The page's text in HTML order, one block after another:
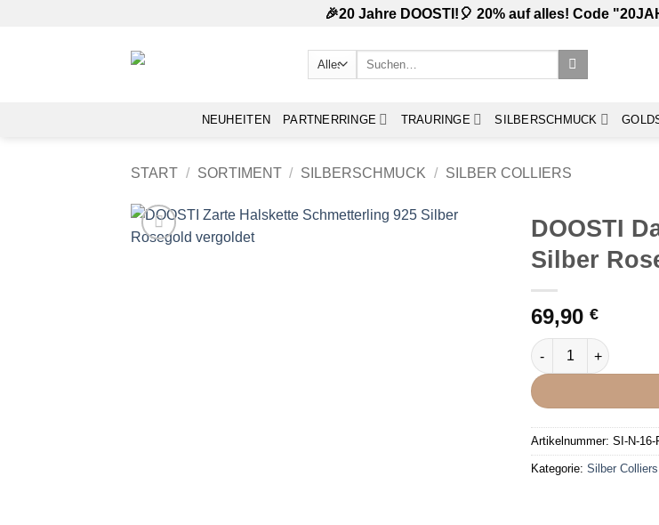
🎉20 Jahre DOOSTI!🎈 20% auf alles! Code
Suchen
NEUHEITEN PARTNERRINGE TRAURINGE SILBERSCHMUCK
START / SORTIMENT / SILBERSCHMUCK / SILBER COLLIERS
DOOSTI
Silber
69,90 €
DOOSTI Damen
Artikelnummer: SI-N-16-
Kategorie: Silber Colliers